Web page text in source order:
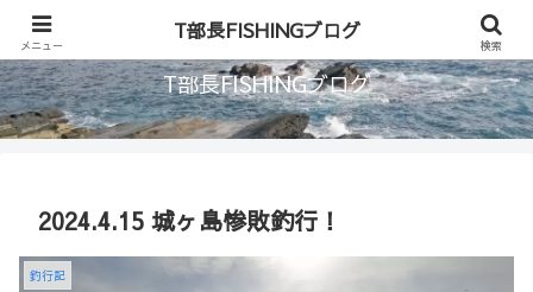
首都圏に住む釣り人のブログ
T部長FISHINGブログ
2024.4.15 城ヶ島惨敗釣行！
釣行記
メニュー
T部長FISHINGブログ
検索